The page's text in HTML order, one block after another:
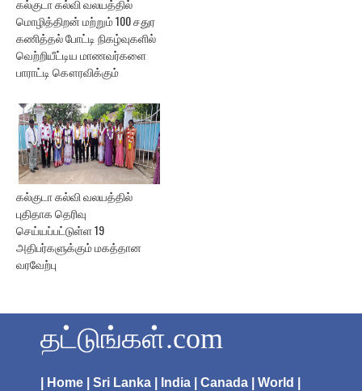
கல்குடா கல்வி வலயத்தில்
மொழித்திறன் மற்றும் 100 சதுர
கணித்தல் போட்டி நிகழ்வுகளில்
வெற்றியீட்டிய மாணவர்களை
பாராட்டி கௌரவிக்கும்
கல்குடா கல்வி வலயத்தில்
புதிதாக தெரிவு
செய்யப்பட்டுள்ள 19
அதிபர்களுக்கும் மகத்தான
வரவேற்பு
தட்டுங்கள்.com
| Home | Sri Lanka | India | Canada | World |